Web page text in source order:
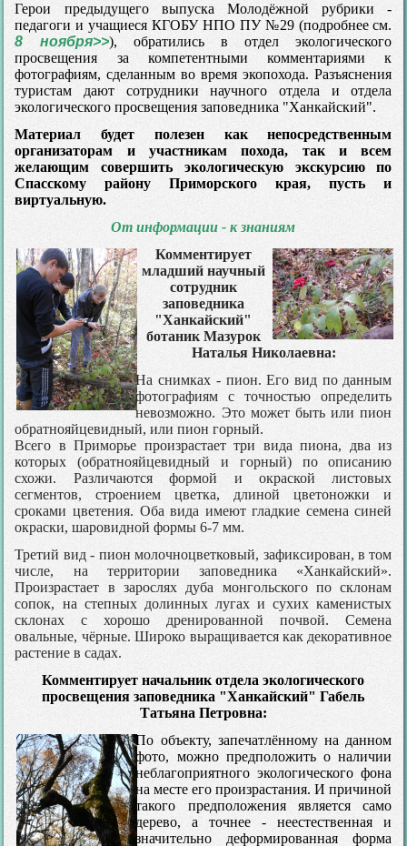
Герои предыдущего выпуска Молодёжной рубрики -
педагоги и учащиеся КГОБУ НПО ПУ №29 (подробнее см.
8 ноября>>), обратились в отдел экологического
просвещения за компетентными комментариями к
фотографиям, сделанным во время экопохода. Разъяснения
туристам дают сотрудники научного отдела и отдела
экологического просвещения заповедника "Ханкайский".
Материал будет полезен как непосредственным
организаторам и участникам похода, так и всем
желающим совершить экологическую экскурсию по
Спасскому району Приморского края, пусть и
виртуальную.
От информации - к знаниям
Комментирует
младший научный
сотрудник
заповедника
"Ханкайский"
ботаник Мазурок
Наталья Николаевна:
На снимках - пион. Его вид по данным
фотографиям с точностью определить
невозможно. Это может быть или пион
обратнояйцевидный, или пион горный.
Всего в Приморье произрастает три вида пиона, два из
которых (обратнояйцевидный и горный) по описанию
схожи. Различаются формой и окраской листовых
сегментов, строением цветка, длиной цветоножки и
сроками цветения. Оба вида имеют гладкие семена синей
окраски, шаровидной формы 6-7 мм.
Третий вид - пион молочноцветковый, зафиксирован, в том
числе, на территории заповедника «Ханкайский».
Произрастает в зарослях дуба монгольского по склонам
сопок, на степных долинных лугах и сухих каменистых
склонах с хорошо дренированной почвой. Семена
овальные, чёрные. Широко выращивается как декоративное
растение в садах.
Комментирует начальник отдела экологического
просвещения заповедника "Ханкайский" Габель
Татьяна Петровна:
По объекту, запечатлённому на данном
фото, можно предположить о наличии
неблагоприятного экологического фона
на месте его произрастания. И причиной
такого предположения является само
дерево, а точнее - неестественная и
значительно деформированная форма